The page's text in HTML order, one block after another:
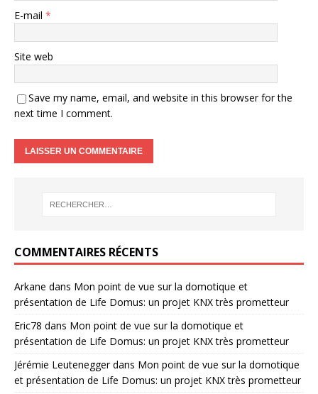
E-mail *
Site web
Save my name, email, and website in this browser for the
next time I comment.
COMMENTAIRES RÉCENTS
Arkane dans Mon point de vue sur la domotique et
présentation de Life Domus: un projet KNX très prometteur
Eric78 dans Mon point de vue sur la domotique et
présentation de Life Domus: un projet KNX très prometteur
Jérémie Leuteneggerdans Mon point de vue sur la domotique
et présentation de Life Domus: un projet KNX très prometteur